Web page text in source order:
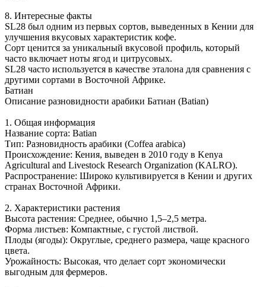
8. Интересные факты
SL28 был одним из первых сортов, выведенных в Кении для
улучшения вкусовых характеристик кофе.
Сорт ценится за уникальный вкусовой профиль, который
часто включает ноты ягод и цитрусовых.
SL28 часто используется в качестве эталона для сравнения с
другими сортами в Восточной Африке.
Батиан
Описание разновидности арабики Батиан (Batian)
1. Общая информация
Название сорта: Batian
Тип: Разновидность арабики (Coffea arabica)
Происхождение: Кения, выведен в 2010 году в Kenya
Agricultural and Livestock Research Organization (KALRO).
Распространение: Широко культивируется в Кении и других
странах Восточной Африки.
2. Характеристики растения
Высота растения: Среднее, обычно 1,5–2,5 метра.
Форма листьев: Компактные, с густой листвой.
Плоды (ягоды): Округлые, среднего размера, чаще красного
цвета.
Урожайность: Высокая, что делает сорт экономически
выгодным для фермеров.